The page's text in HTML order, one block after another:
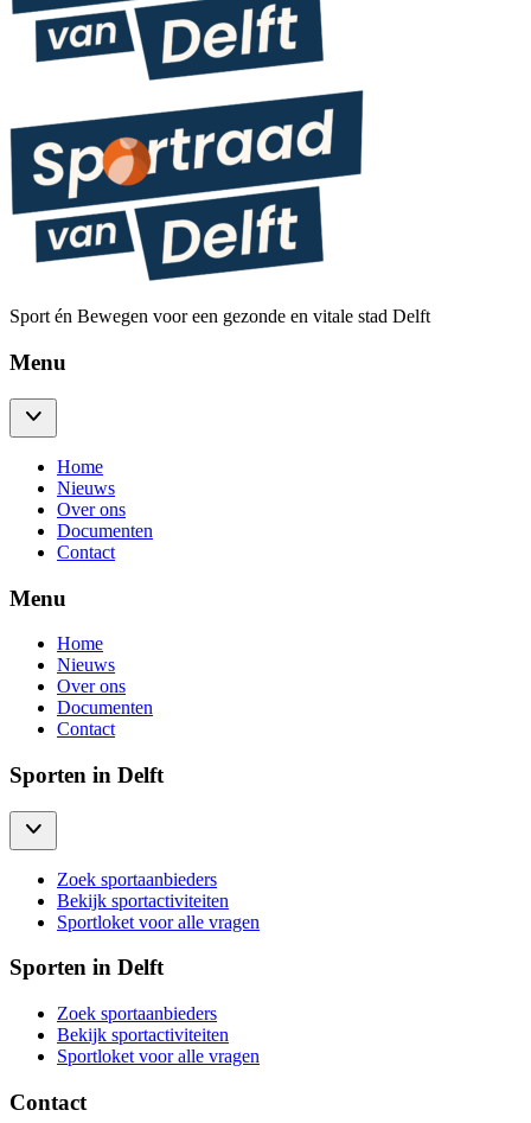
Sport én Bewegen voor een gezonde en vitale stad Delft
Menu
Home
Nieuws
Over ons
Documenten
Contact
Menu
Home
Nieuws
Over ons
Documenten
Contact
Sporten in Delft
Zoek sportaanbieders
Bekijk sportactiviteiten
Sportloket voor alle vragen
Sporten in Delft
Zoek sportaanbieders
Bekijk sportactiviteiten
Sportloket voor alle vragen
Contact